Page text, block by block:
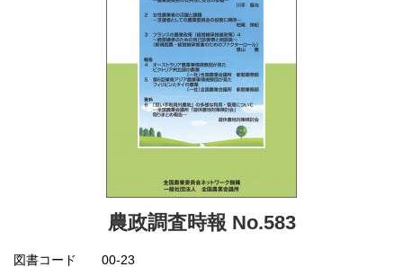
農政調査時報 No.583
図書コード
00-23